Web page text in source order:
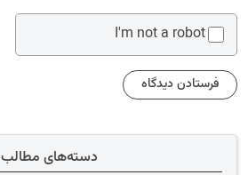
I'm not a robot
دسته‌های مطالب